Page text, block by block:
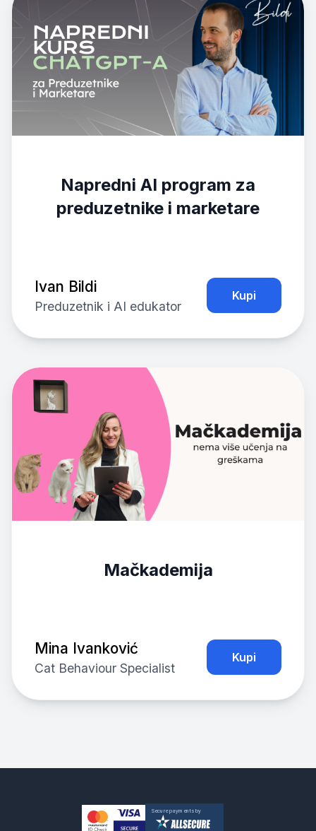
Napredni AI program za
preduzetnike i marketare
Ivan Bildi
Preduzetnik i AI edukator
Kupi
Mačkademija
Mina Ivanković
Cat Behaviour Specialist
Kupi